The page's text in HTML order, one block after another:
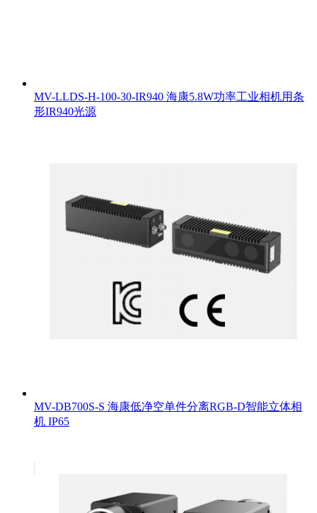
MV-LLDS-H-100-30-IR940 海康5.8W功率工业相机用条
形IR940光源
MV-DB700S-S 海康低净空单件分离RGB-D智能立体相
机 IP65